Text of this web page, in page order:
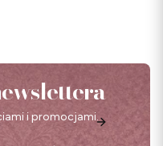
i promocjami.